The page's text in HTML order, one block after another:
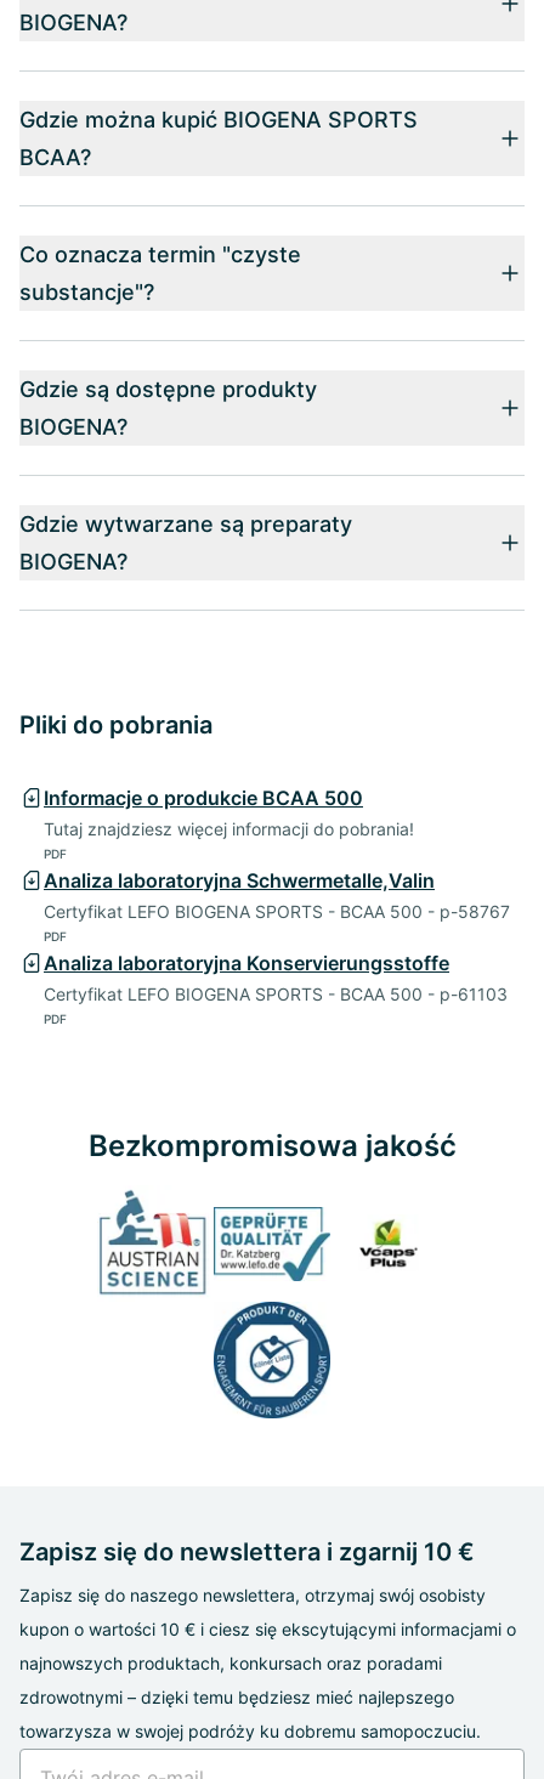
BIOGENA?
Gdzie można kupić BIOGENA SPORTS
BCAA?
Co oznacza termin "czyste
substancje"?
Gdzie są dostępne produkty
BIOGENA?
Gdzie wytwarzane są preparaty
BIOGENA?
Pliki do pobrania
Informacje o produkcie BCAA 500
Tutaj znajdziesz więcej informacji do pobrania!
PDF
Analiza laboratoryjna Schwermetalle,Valin
Certyfikat LEFO BIOGENA SPORTS - BCAA 500 - p-58767
PDF
Analiza laboratoryjna Konservierungsstoffe
Certyfikat LEFO BIOGENA SPORTS - BCAA 500 - p-61103
PDF
Bezkompromisowa jakość
Zapisz się do newslettera i zgarnij 10 €
Zapisz się do naszego newslettera, otrzymaj swój osobisty
kupon o wartości 10 € i ciesz się ekscytującymi informacjami o
najnowszych produktach, konkursach oraz poradami
zdrowotnymi – dzięki temu będziesz mieć najlepszego
towarzysza w swojej podróży ku dobremu samopoczuciu.